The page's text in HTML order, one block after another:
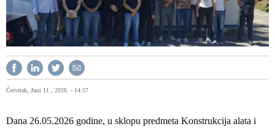
Četvrtak, Juni 11., 2026. - 14:57
Dana 26.05.2026 godine, u sklopu predmeta Konstrukcija alata i